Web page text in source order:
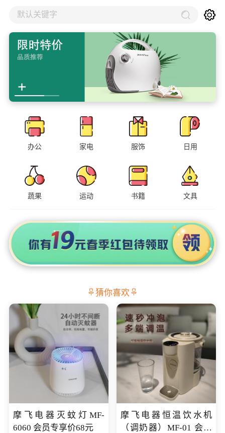
默认关键字
办公 家电 服饰 日用
蔬果 运动 书籍 文具
猜你喜欢
摩飞电器灭蚊灯MF-
6060 会员专享价68元
摩飞电器恒温饮水机
（调奶器）MF-01 会员